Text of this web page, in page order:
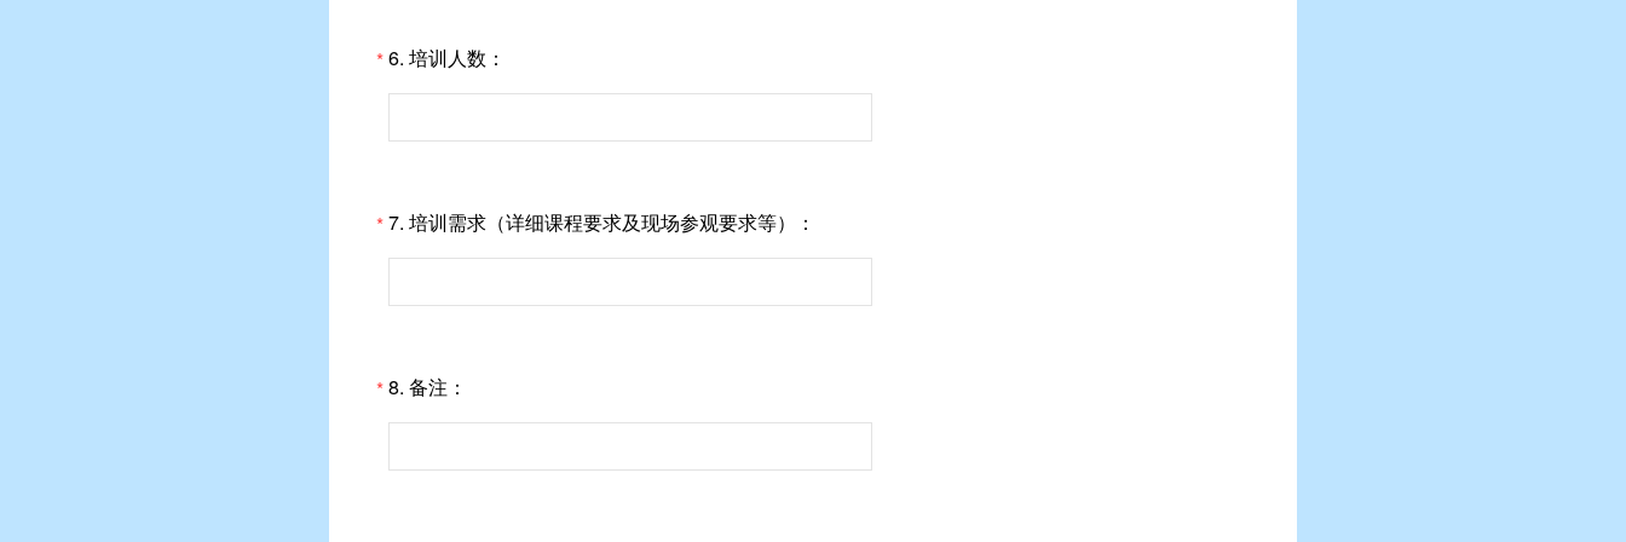
*6. 培训人数：
*7. 培训需求（详细课程要求及现场参观要求等）：
*8. 备注：